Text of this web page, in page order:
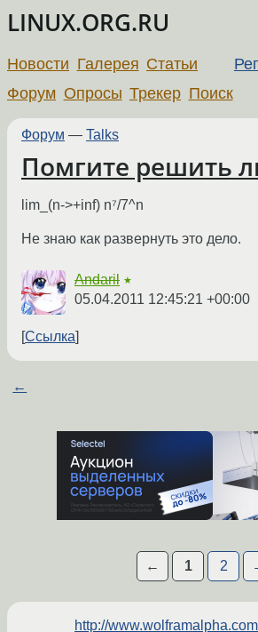
LINUX.ORG.RU
Новости Галерея Статьи
Форум Опросы Трекер Поиск
Форум — Talks
Помгите решить
lim_(n->+inf) n⁷/7^n
Не знаю как развернуть это дело.
Andaril ★
05.04.2011 12:45:21 +00:00
Ссылка
←
← 1 2
http://